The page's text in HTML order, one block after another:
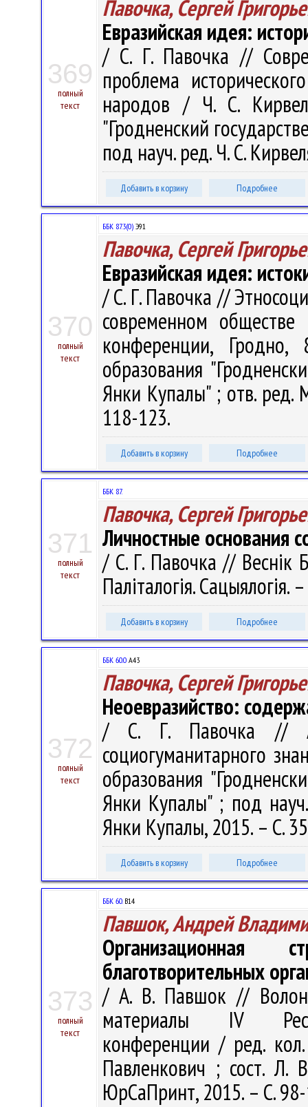
369
полный
текст
Павочка, Сергей
Евразийская идея:
/ С. Г. Павочка //
проблема
народов / Ч. С.
"Гродненский
под науч. ред. Ч. С.
Добавить в корзину Подробнее
370
полный
текст
ББК 87.3(0) Э91
Павочка, Сергей
Евразийская идея:
/ С. Г. Павочка //
современном
конференции,
образования
Янки Купалы" ; отв. ред.
118-123.
Добавить в корзину Подробнее
371
полный
текст
ББК 87.
Павочка, Сергей
Личностные основания
/ С. Г. Павочка // Веснік
Паліталогія.
Добавить в корзину Подробнее
372
полный
текст
ББК 60.0 А43
Павочка, Сергей
Неоевразийство:
/ С. Г. Павочка //
социогуманитарного
образования
Янки Купалы" ; под
Янки Купалы, 2015. – С.
Добавить в корзину Подробнее
373
полный
текст
ББК 60.В14
Павшок, Андрей
Организационная
благотворительных
/ А. В. Павшок //
материалы IV
конференции / ред.
Павленкович ; сост.
ЮрСаПринт, 2015. – С.